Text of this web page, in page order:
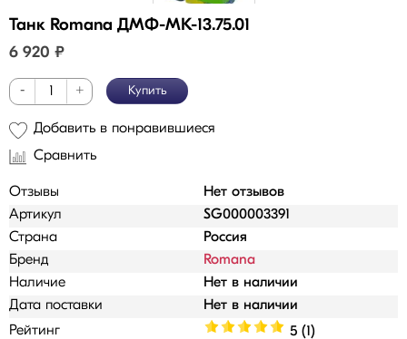
Танк Romana ДМФ-МК-13.75.01
6 920 ₽
- + Купить
Добавить в понравившиеся
Сравнить
Отзывы
Нет отзывов
Артикул
SG000003391
Страна
Россия
Бренд
Romana
Наличие
Нет в наличии
Дата поставки
Нет в наличии
Рейтинг
5 (1)